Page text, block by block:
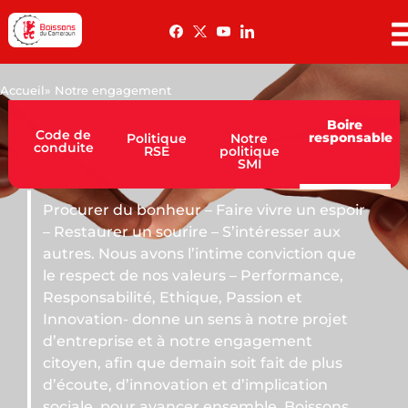
Accueil» Notre engagement
Code de
conduite
Politique
RSE
Notre
politique
SMI
Boire
responsable
– Faire vivre un espoir
– S’intéresser aux
l’intime conviction que
valeurs – Performance,
Ethique, Passion et
un sens à notre projet
à notre engagement
demain soit fait de plus
et d’implication